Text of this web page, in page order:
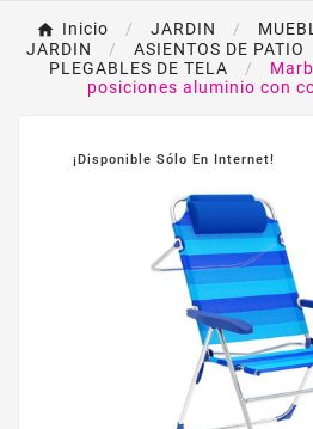
Inicio JARDIN
JARDIN
ASIENTOS DE PATIO
PLEGABLES DE TELA
posiciones aluminio con
¡Disponible Sólo En Internet!